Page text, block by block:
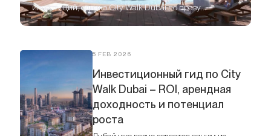
инвестиций, однако City Walk Dubai по праву
считается одним из самых престижных и комфортных.
5 FEB 2026
Инвестиционный гид по City
Walk Dubai – ROI, арендная
доходность и потенциал
роста